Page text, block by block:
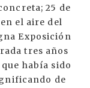
25 de
el aire del
Exposición
tres años
había sido
de